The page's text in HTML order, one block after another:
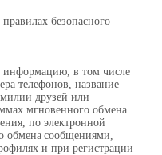
правилах безопасного
информацию, в том числе
телефонов, название
друзей или
мгновенного обмена
по электронной
обмена сообщениями,
и при регистрации